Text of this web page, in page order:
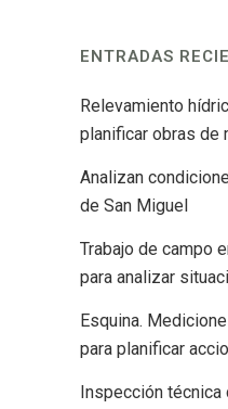
ENTRADAS
Relevamiento
planificar obras de
Analizan
de San Miguel
Trabajo de campo
para analizar
Esquina.
para planificar
Inspección técnica